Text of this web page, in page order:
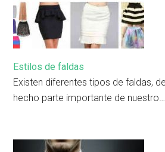
Estilos de faldas
Existen diferentes tipos de faldas,
hecho parte importante de nuestro…